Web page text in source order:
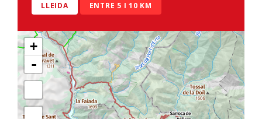
LLEIDA
ENTRE 5 I 10 KM
+
-